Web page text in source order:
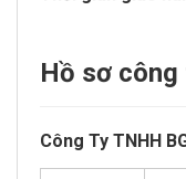
Hồ sơ công
Công Ty TNHH